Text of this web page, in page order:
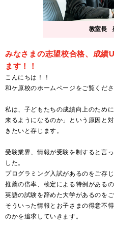
教室長
みなさまの志望校合格、成績
ます！！
こんにちは！！
和ケ原校のホームページをご覧くだ
私は、子どもたちの成績向上のため
来るようになるのか」という原因と
きたいと存じます。
受験業界、情報が受験を制すると言
した。
プログラミング入試があるのをご存
推薦の倍率、検定による特例がある
英語の試験を辞めた大学があるのを
そういった情報とお子さまの得意不
のかを追求していきます。